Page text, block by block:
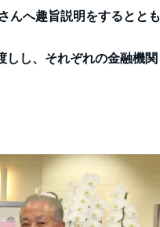
んへ趣旨説明をするととも
しし、それぞれの金融機関